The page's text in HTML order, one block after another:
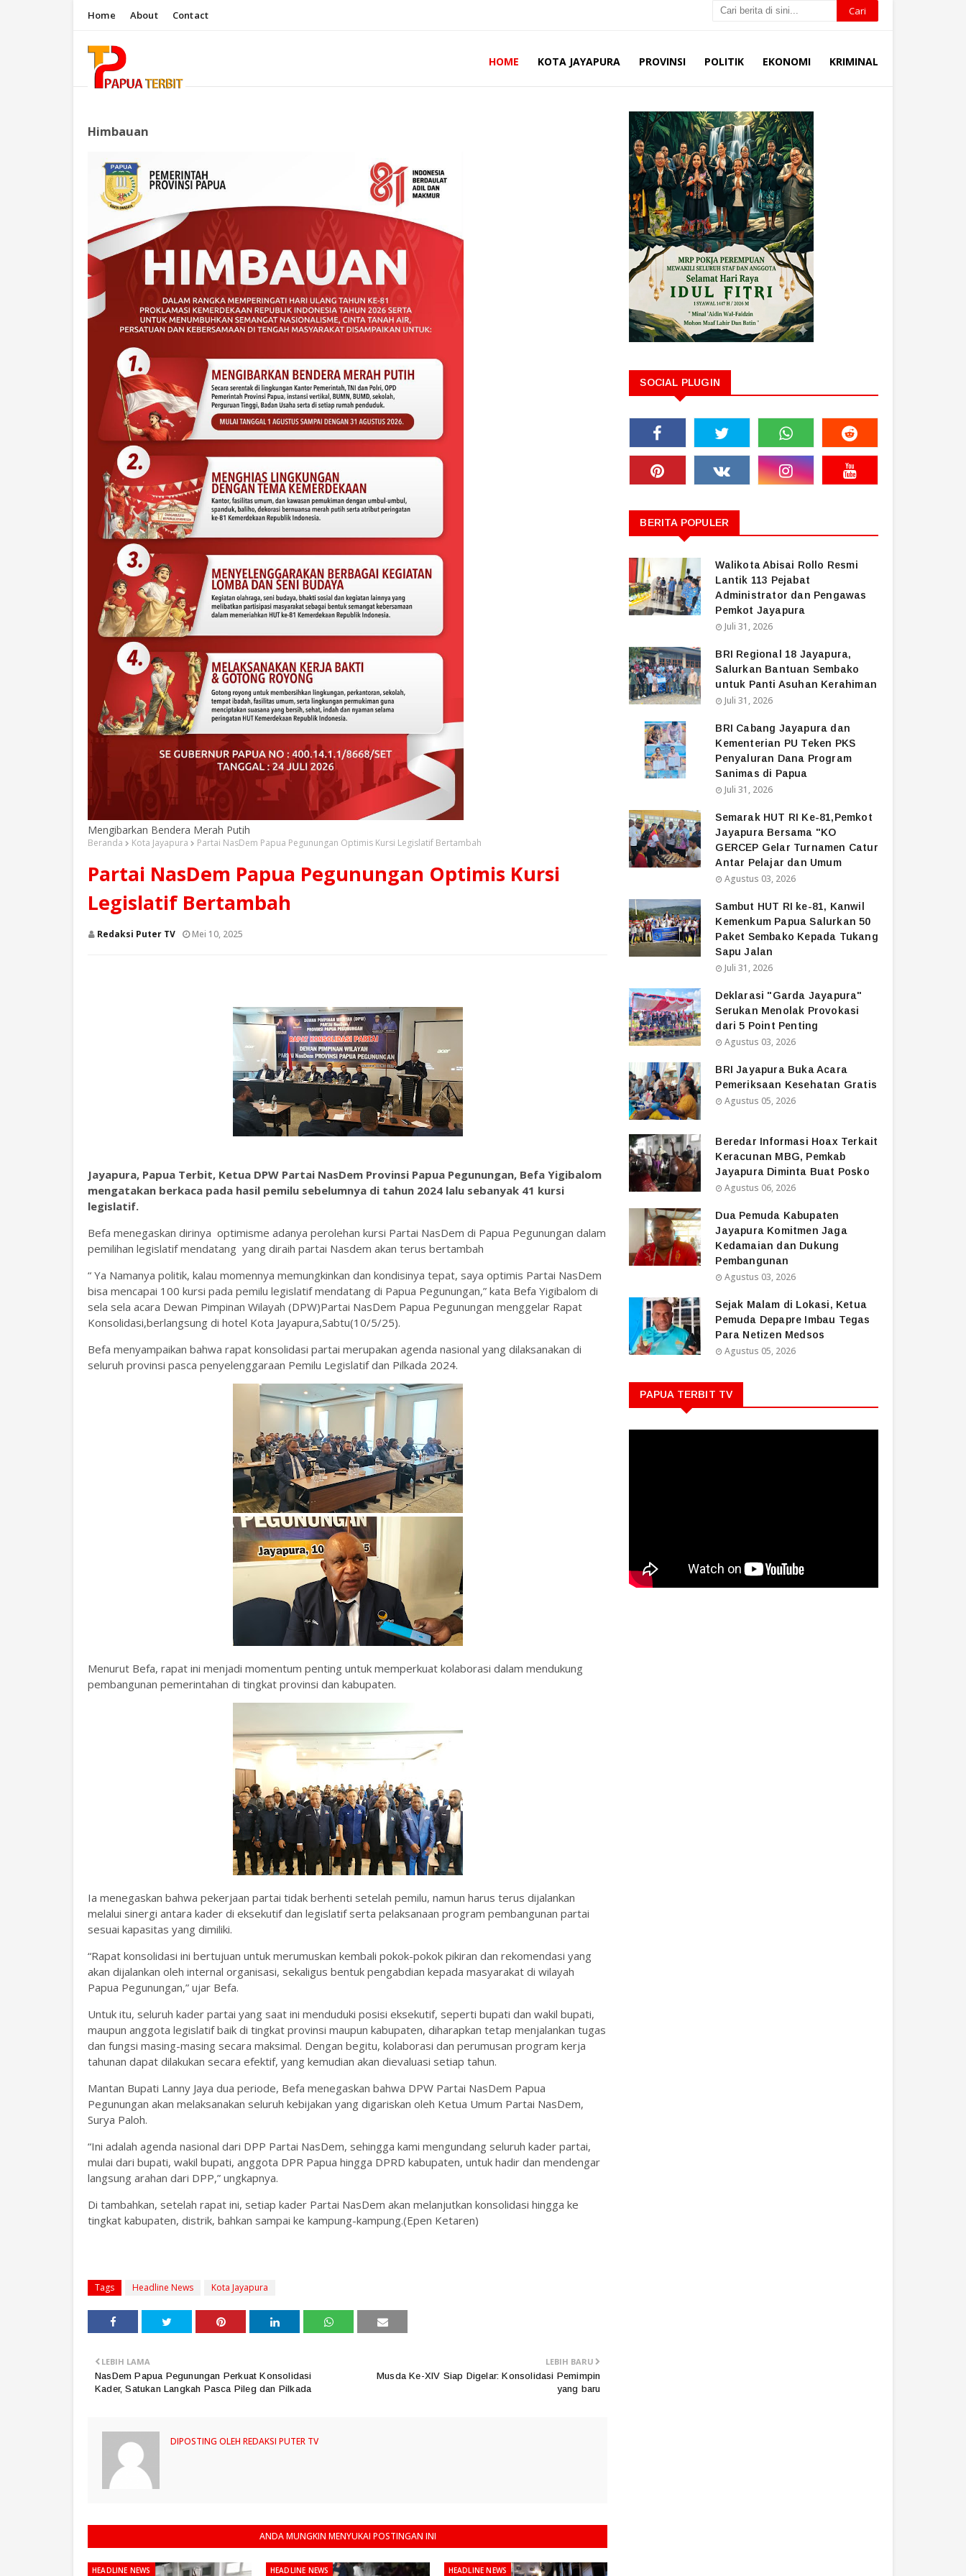
Home About Contact
HOME KOTA JAYAPURA PROVINSI POLITIK EKONOMI KRIMINAL
Himbauan
Mengibarkan Bendera Merah Putih
Beranda Kota Jayapura Partai NasDem Papua Pegunungan Optimis Kursi Legislatif Bertambah
Partai NasDem Papua Pegunungan Optimis Kursi
Legislatif Bertambah
Redaksi Puter TV Mei 10, 2025
Jayapura, Papua Terbit, Ketua DPW Partai NasDem Provinsi Papua Pegunungan, Befa Yigibalom
mengatakan berkaca pada hasil pemilu sebelumnya di tahun 2024 lalu sebanyak 41 kursi
legislatif.
Befa menegaskan dirinya optimisme adanya perolehan kursi Partai NasDem di Papua Pegunungan dalam
pemilihan legislatif mendatang yang diraih partai Nasdem akan terus bertambah
“ Ya Namanya politik, kalau momennya memungkinkan dan kondisinya tepat, saya optimis Partai NasDem
bisa mencapai 100 kursi pada pemilu legislatif mendatang di Papua Pegunungan,” kata Befa Yigibalom di
sela sela acara Dewan Pimpinan Wilayah (DPW)Partai NasDem Papua Pegunungan menggelar Rapat
Konsolidasi,berlangsung di hotel Kota Jayapura,Sabtu(10/5/25).
Befa menyampaikan bahwa rapat konsolidasi partai merupakan agenda nasional yang dilaksanakan di
seluruh provinsi pasca penyelenggaraan Pemilu Legislatif dan Pilkada 2024.
Menurut Befa, rapat ini menjadi momentum penting untuk memperkuat kolaborasi dalam mendukung
pembangunan pemerintahan di tingkat provinsi dan kabupaten.
Ia menegaskan bahwa pekerjaan partai tidak berhenti setelah pemilu, namun harus terus dijalankan
melalui sinergi antara kader di eksekutif dan legislatif serta pelaksanaan program pembangunan partai
sesuai kapasitas yang dimiliki.
“Rapat konsolidasi ini bertujuan untuk merumuskan kembali pokok-pokok pikiran dan rekomendasi yang
akan dijalankan oleh internal organisasi, sekaligus bentuk pengabdian kepada masyarakat di wilayah
Papua Pegunungan,” ujar Befa.
Untuk itu, seluruh kader partai yang saat ini menduduki posisi eksekutif, seperti bupati dan wakil bupati,
maupun anggota legislatif baik di tingkat provinsi maupun kabupaten, diharapkan tetap menjalankan tugas
dan fungsi masing-masing secara maksimal. Dengan begitu, kolaborasi dan perumusan program kerja
tahunan dapat dilakukan secara efektif, yang kemudian akan dievaluasi setiap tahun.
Mantan Bupati Lanny Jaya dua periode, Befa menegaskan bahwa DPW Partai NasDem Papua
Pegunungan akan melaksanakan seluruh kebijakan yang digariskan oleh Ketua Umum Partai NasDem,
Surya Paloh.
“Ini adalah agenda nasional dari DPP Partai NasDem, sehingga kami mengundang seluruh kader partai,
mulai dari bupati, wakil bupati, anggota DPR Papua hingga DPRD kabupaten, untuk hadir dan mendengar
langsung arahan dari DPP,” ungkapnya.
Di tambahkan, setelah rapat ini, setiap kader Partai NasDem akan melanjutkan konsolidasi hingga ke
tingkat kabupaten, distrik, bahkan sampai ke kampung-kampung.(Epen Ketaren)
Tags Headline News Kota Jayapura
LEBIH BARU
Musda Ke-XIV Siap Digelar: Konsolidasi Pemimpin
yang baru
LEBIH LAMA
NasDem Papua Pegunungan Perkuat Konsolidasi
Kader, Satukan Langkah Pasca Pileg dan Pilkada
DIPOSTING OLEH REDAKSI PUTER TV
ANDA MUNGKIN MENYUKAI POSTINGAN INI
HEADLINE NEWS HEADLINE NEWS HEADLINE NEWS
SOCIAL PLUGIN
BERITA POPULER
Walikota Abisai Rollo Resmi
Lantik 113 Pejabat
Administrator dan Pengawas
Pemkot Jayapura
Juli 31, 2026
BRI Regional 18 Jayapura,
Salurkan Bantuan Sembako
untuk Panti Asuhan Kerahiman
Juli 31, 2026
BRI Cabang Jayapura dan
Kementerian PU Teken PKS
Penyaluran Dana Program
Sanimas di Papua
Juli 31, 2026
Semarak HUT RI Ke-81,Pemkot
Jayapura Bersama "KO
GERCEP Gelar Turnamen Catur
Antar Pelajar dan Umum
Agustus 03, 2026
Sambut HUT RI ke-81, Kanwil
Kemenkum Papua Salurkan 50
Paket Sembako Kepada Tukang
Sapu Jalan
Juli 31, 2026
Deklarasi "Garda Jayapura"
Serukan Menolak Provokasi
dari 5 Point Penting
Agustus 03, 2026
BRI Jayapura Buka Acara
Pemeriksaan Kesehatan Gratis
Agustus 05, 2026
Beredar Informasi Hoax Terkait
Keracunan MBG, Pemkab
Jayapura Diminta Buat Posko
Agustus 06, 2026
Dua Pemuda Kabupaten
Jayapura Komitmen Jaga
Kedamaian dan Dukung
Pembangunan
Agustus 03, 2026
Sejak Malam di Lokasi, Ketua
Pemuda Depapre Imbau Tegas
Para Netizen Medsos
Agustus 05, 2026
PAPUA TERBIT TV